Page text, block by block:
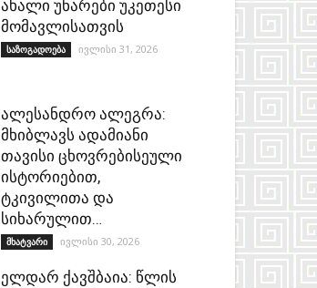
ახალი უნარები უკეთესი
მომავლისათვის
საზოგადოება ივლისი 31, 2026
ალესანდრო ალეგრა:
მხიბლავს ადამიანი
თავისი ცხოვრებისეული
ისტორიებით,
ტკივილითა და
სიხარულით…
მხატვარი ივლისი 30, 2026
ელდარ ქავშბაია: წლის